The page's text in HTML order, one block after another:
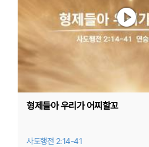
형제들아 우리가 어찌할꼬
사도행전 2:14-41